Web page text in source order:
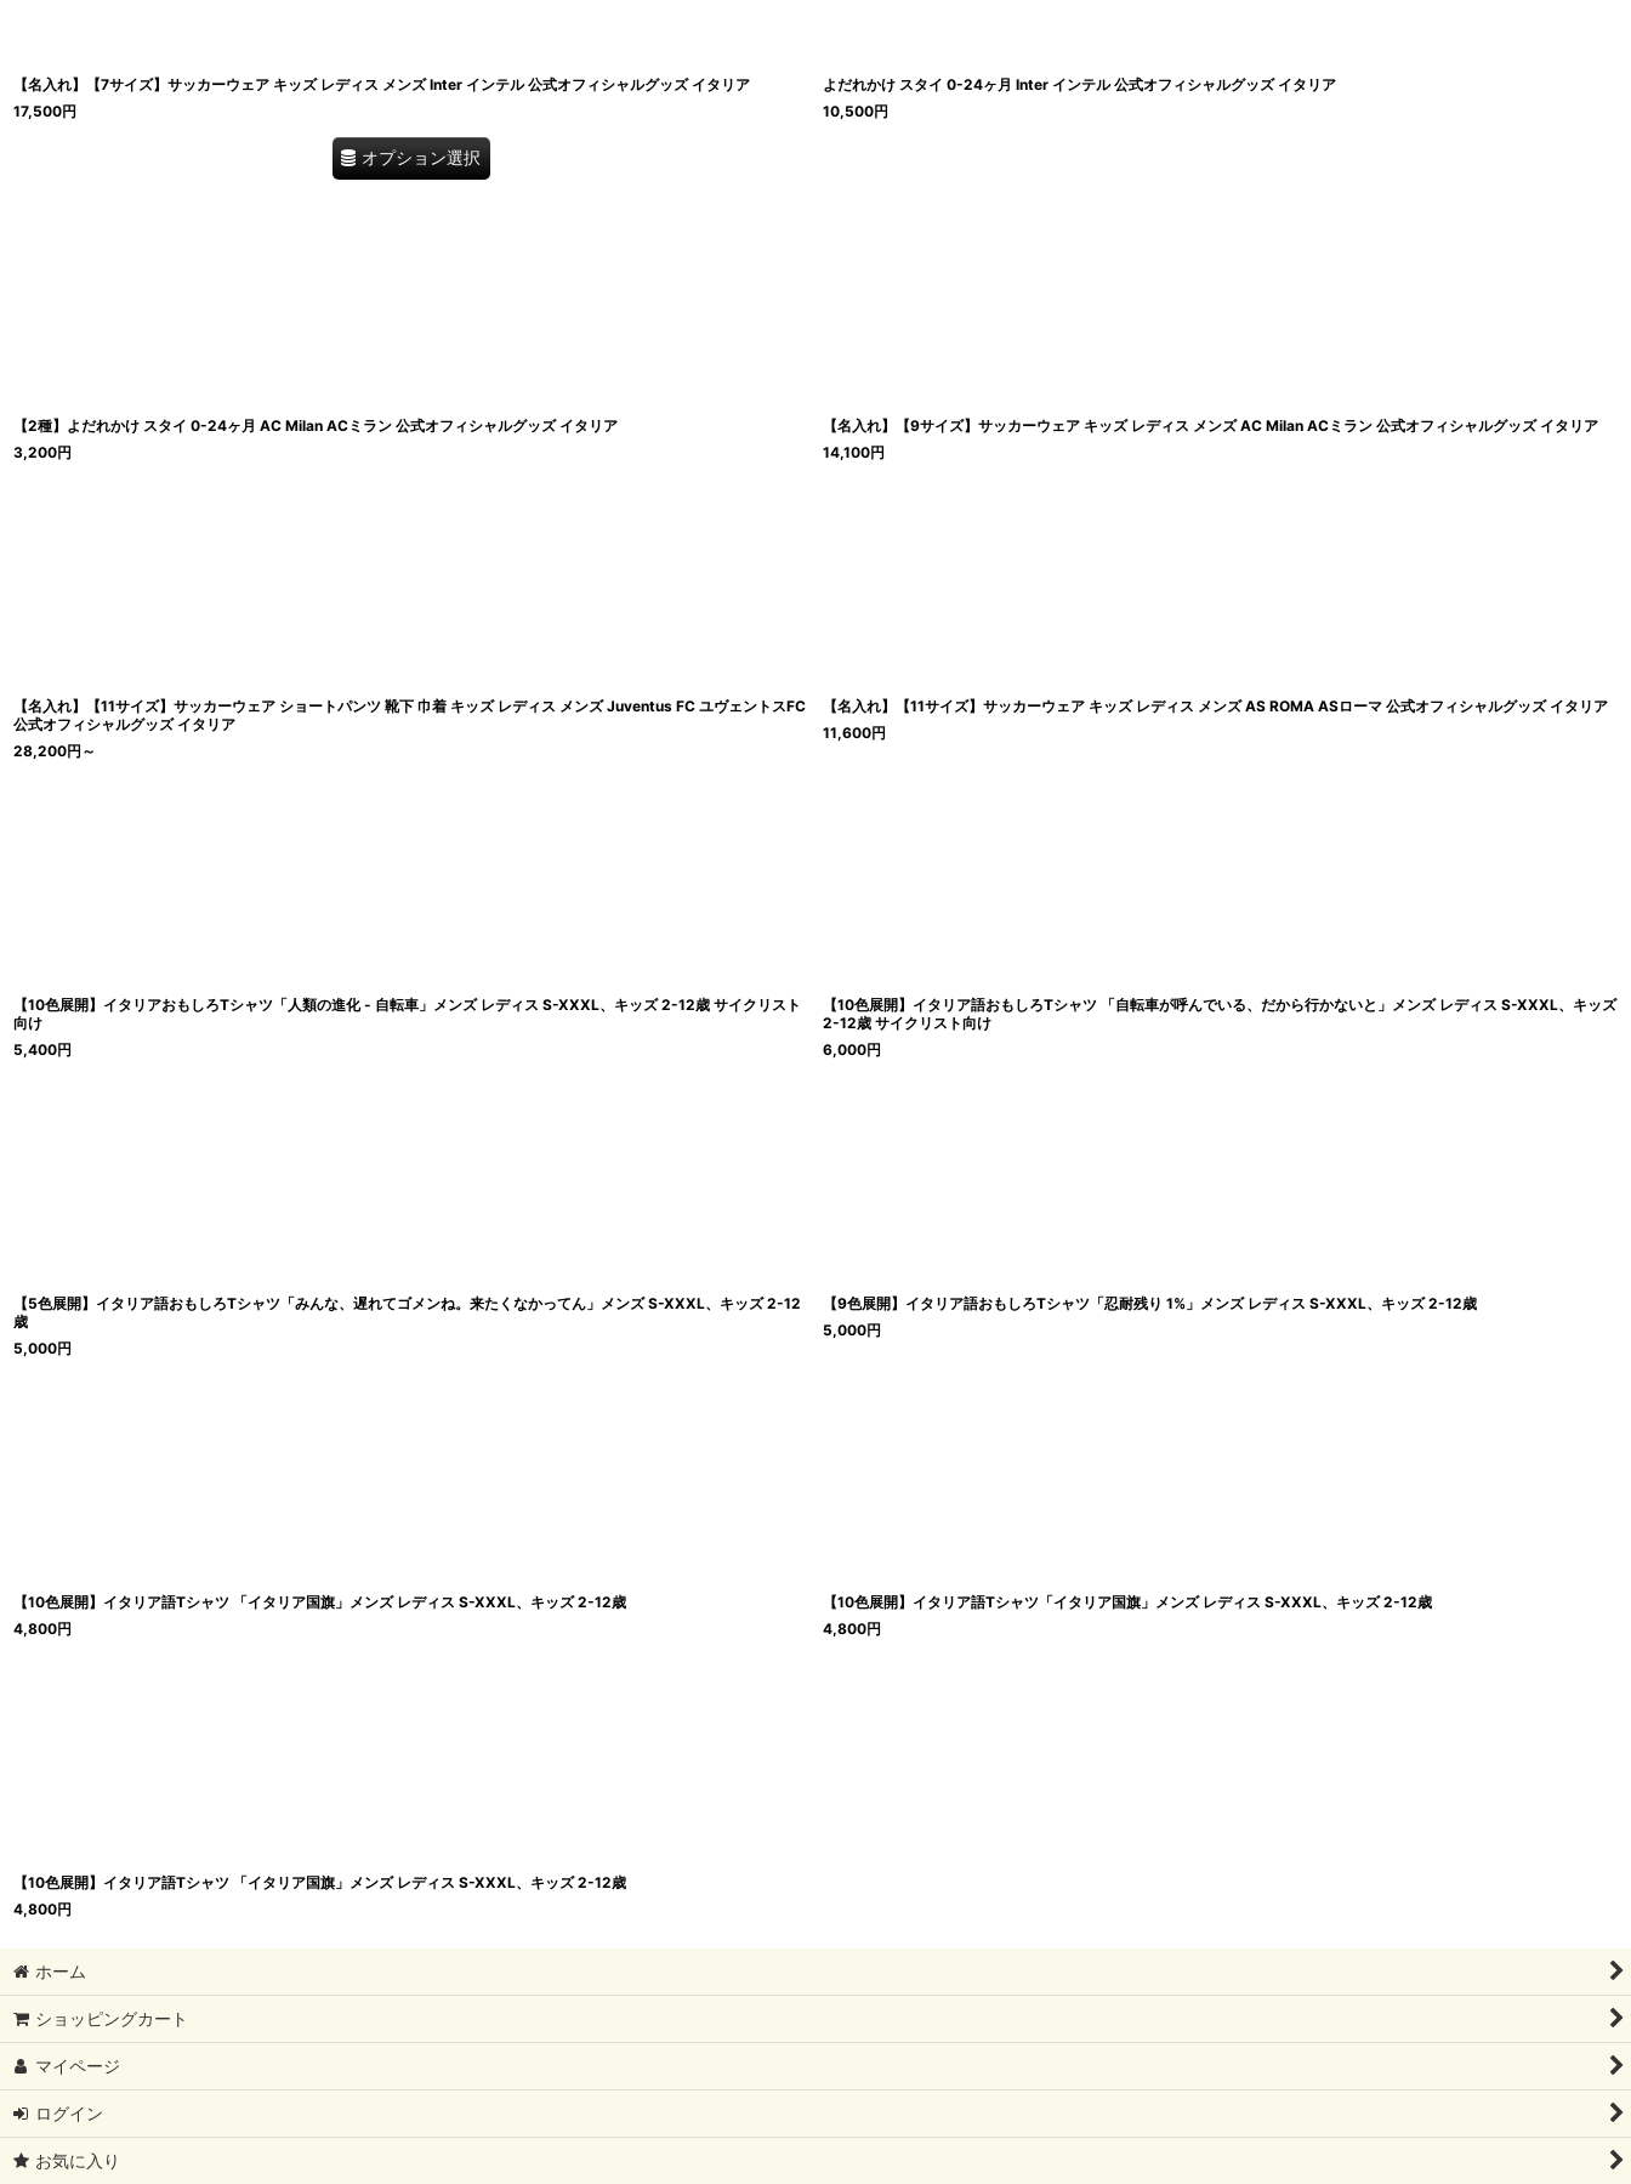
【名入れ】【7サイズ】サッカーウェア キッズ レディス メンズ Inter インテル 公式オフィシャルグッズ イタリア
17,500円
オプション選択
よだれかけ スタイ 0-24ヶ月 Inter インテル 公式オフィシャルグッズ イタリア
10,500円
【2種】よだれかけ スタイ 0-24ヶ月 AC Milan ACミラン 公式オフィシャルグッズ イタリア
3,200円
【名入れ】【9サイズ】サッカーウェア キッズ レディス メンズ AC Milan ACミラン 公式オフィシャルグッズ イタリア
14,100円
【名入れ】【11サイズ】サッカーウェア ショートパンツ 靴下 巾着 キッズ レディス メンズ Juventus FC ユヴェントスFC
公式オフィシャルグッズ イタリア
28,200円 ～
【名入れ】【11サイズ】サッカーウェア キッズ レディス メンズ AS ROMA ASローマ 公式オフィシャルグッズ イタリア
11,600円
【10色展開】イタリアおもしろTシャツ「人類の進化 - 自転車」メンズ レディス S-XXXL、キッズ 2-12歳 サイクリスト
向け
5,400円
【10色展開】イタリア語おもしろTシャツ 「自転車が呼んでいる、だから行かないと」メンズ レディス S-XXXL、キッズ
2-12歳 サイクリスト向け
6,000円
【5色展開】イタリア語おもしろTシャツ「みんな、遅れてゴメンね。来たくなかってん」メンズ S-XXXL、キッズ 2-12
歳
5,000円
【9色展開】イタリア語おもしろTシャツ「忍耐残り 1%」メンズ レディス S-XXXL、キッズ 2-12歳
5,000円
【10色展開】イタリア語Tシャツ 「イタリア国旗」メンズ レディス S-XXXL、キッズ 2-12歳
4,800円
【10色展開】イタリア語Tシャツ「イタリア国旗」メンズ レディス S-XXXL、キッズ 2-12歳
4,800円
【10色展開】イタリア語Tシャツ 「イタリア国旗」メンズ レディス S-XXXL、キッズ 2-12歳
4,800円
ホーム
ショッピングカート
マイページ
ログイン
お気に入り